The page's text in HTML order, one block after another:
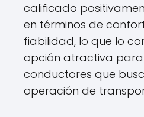
calificado
en términos de
fiabilidad, lo que lo
opción atractiva
conductores que
operación de